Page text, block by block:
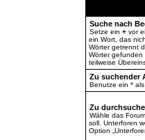
Suche nach
Setze ein +vor
ein Wort, das
Wörter getrennt
Wörter gefunden
teilweise
Zu suchender
Benutze ein * als
Zu
Wähle das
soll. Unterforen
Option